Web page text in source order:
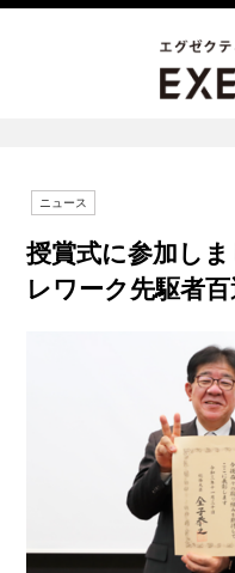
ニュース
授賞式に参加し
レワーク先駆者百